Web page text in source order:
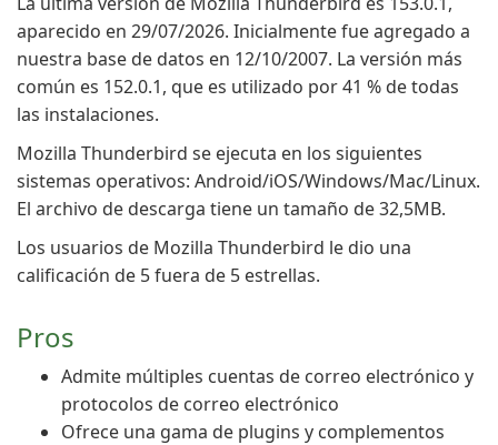
aparecido en 29/07/2026. Inicialmente fue agregado a
nuestra base de datos en 12/10/2007. La versión más
común es 152.0.1, que es utilizado por 41 % de todas
las instalaciones.
Mozilla Thunderbird se ejecuta en los siguientes
sistemas operativos: Android/iOS/Windows/Mac/Linux.
El archivo de descarga tiene un tamaño de 32,5MB.
Los usuarios de Mozilla Thunderbird le dio una
calificación de 5 fuera de 5 estrellas.
Pros
Admite múltiples cuentas de correo electrónico y
protocolos de correo electrónico
Ofrece una gama de plugins y complementos